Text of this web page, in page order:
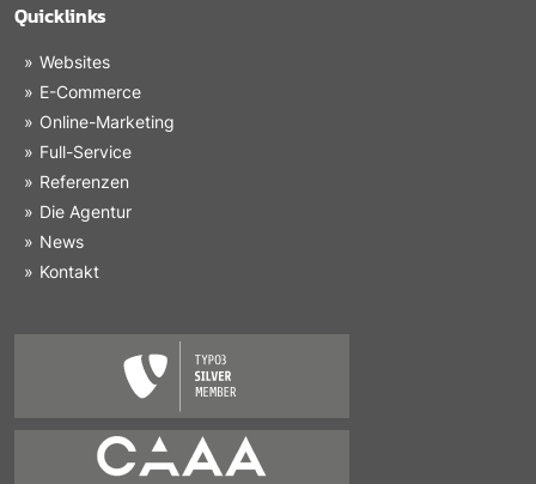
Quicklinks
Websites
E-Commerce
Online-Marketing
Full-Service
Referenzen
Die Agentur
News
Kontakt